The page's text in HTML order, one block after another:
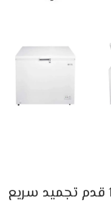
فريزر أرضي جنرال سوبريم 13.4 قدم تجميد سريع